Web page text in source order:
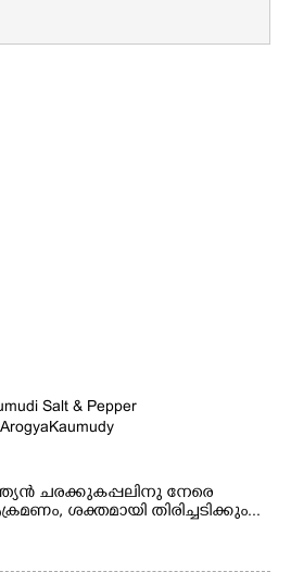
ചരക്കുകപ്പലിനു നേരെ
ശക്തമായി തിരിച്ചടിക്കും...